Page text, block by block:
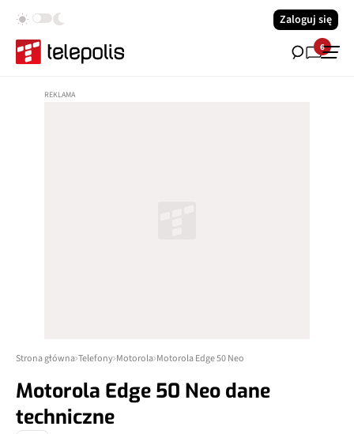
Zaloguj się
6
Strona główna Telefony Motorola Motorola Edge 50 Neo
Motorola Edge 50 Neo dane
techniczne